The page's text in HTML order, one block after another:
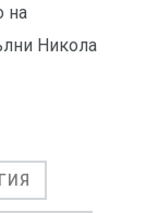
на
Никола